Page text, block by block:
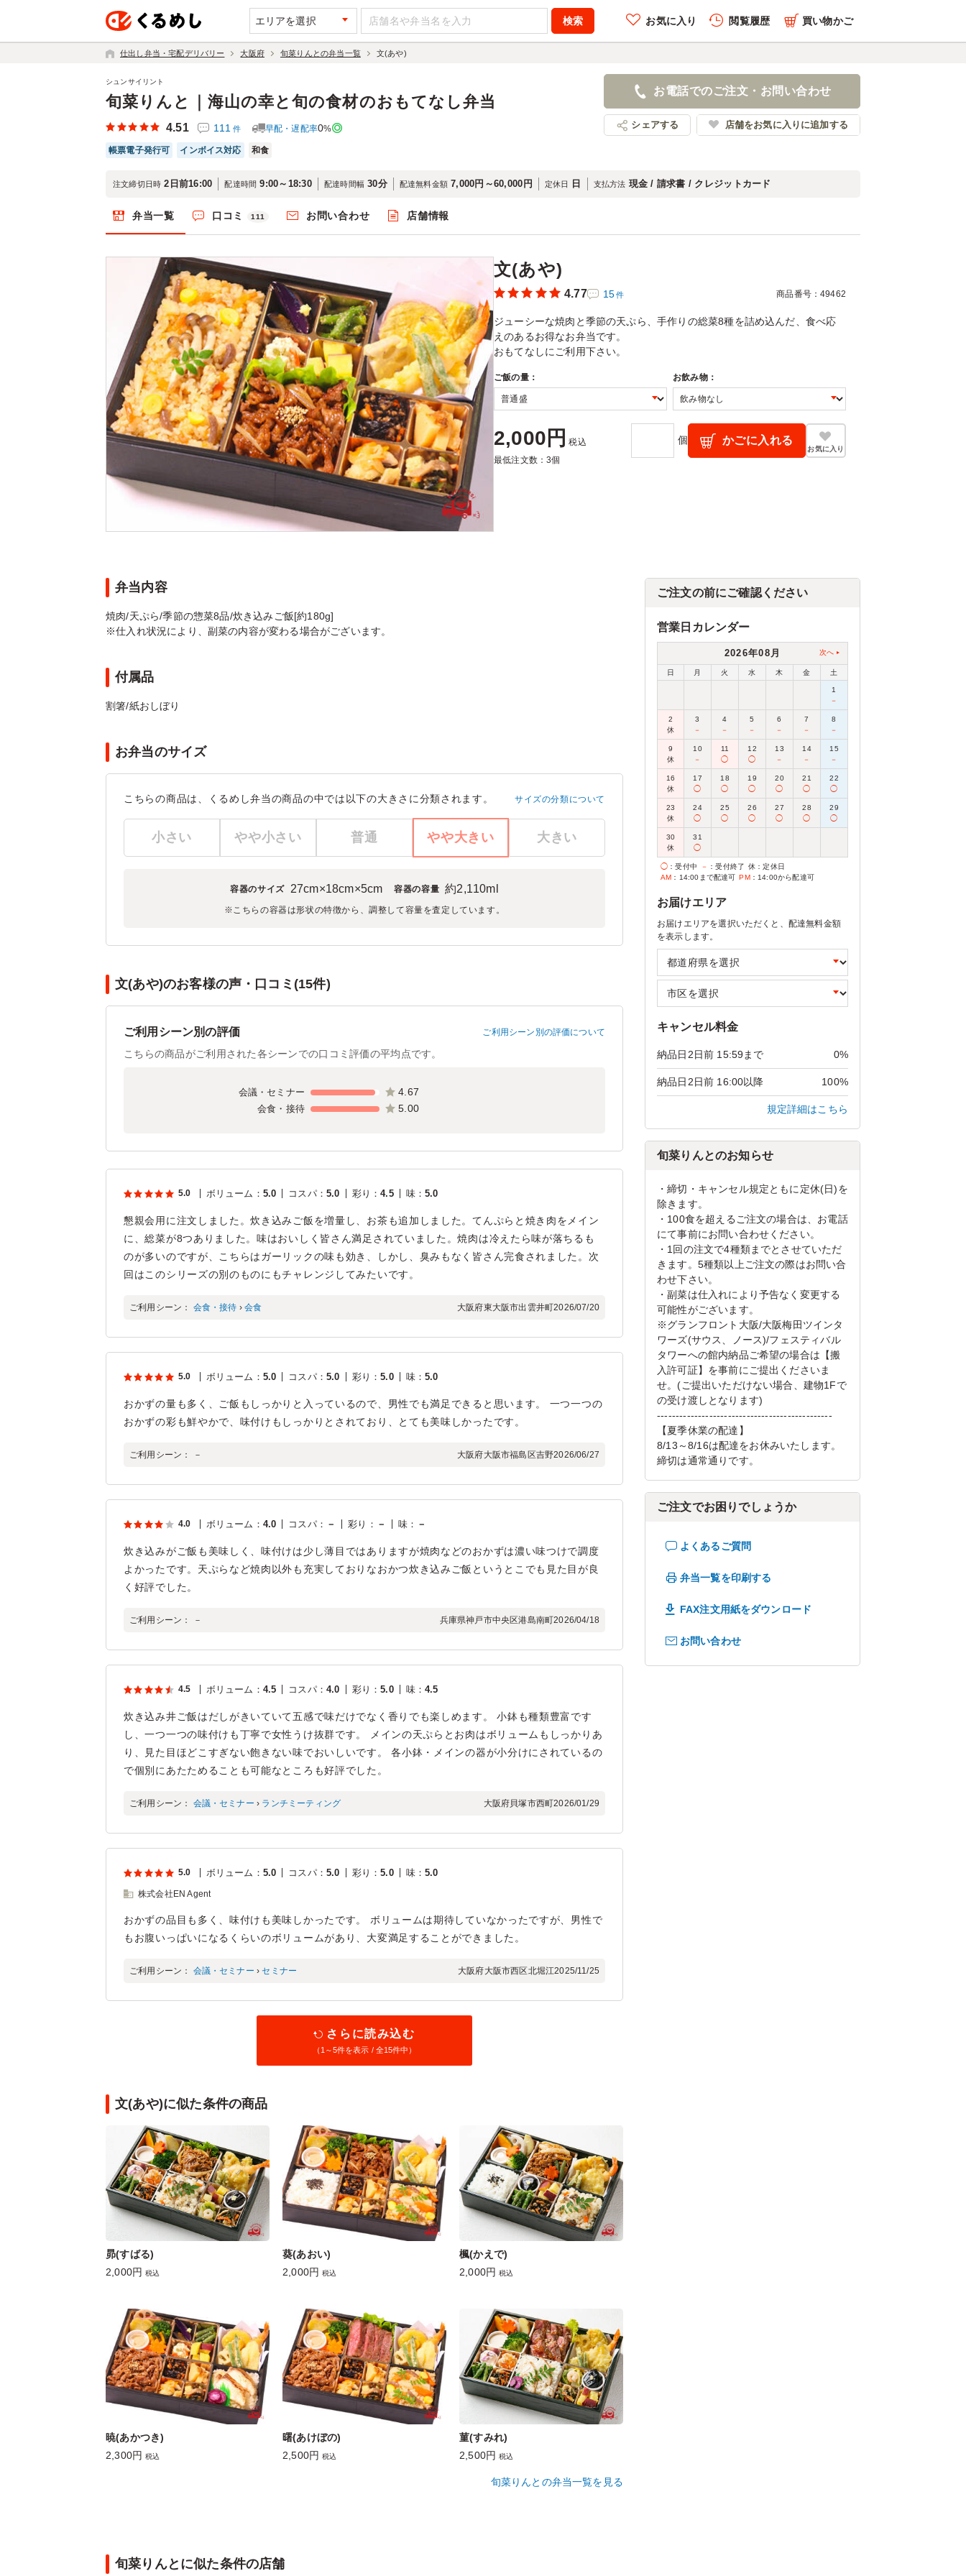
エリアを選択 お気に入り 閲覧履歴
履歴を全件削除する
店舗名：旬菜りんと
買い物かご
仕出し弁当・宅配デリバリー 大阪府 旬菜りんとの弁当一覧 文(あや)
旬菜りんと｜海山の幸と旬の食材のおもてなし弁当
シュンサイリント
4.51 111 件 早配・遅配率0%
帳票電子発行可 インボイス対応 和食
お電話でのご注文・お問い合わせ
シェアする 店舗をお気に入りに追加する
注文締切日時 2日前16:00 配達時間 9:00～18:30 配達時間幅 30分 配達無料金額 7,000円～60,000円 定休日 日 支払方法 現金 / 請求書 / クレジットカード
弁当一覧 口コミ 111 お問い合わせ 店舗情報
文(あや)
4.77 15件 商品番号：49462
ジューシーな焼肉と季節の天ぷら、手作りの総菜8種を詰め込んだ、食べ応
えのあるお得なお弁当です。
おもてなしにご利用下さい。
ご飯の量： お飲み物：
2,000円 税込
最低注文数：3個
個 かごに入れる
お気に入り
弁当内容
焼肉/天ぷら/季節の惣菜8品/炊き込みご飯[約180g]
※仕入れ状況により、副菜の内容が変わる場合がございます。
付属品
割箸/紙おしぼり
お弁当のサイズ
こちらの商品は、くるめし弁当の商品の中では以下の大きさに分類されます。 サイズの分類について
小さい やや小さい 普通 やや大きい 大きい
容器のサイズ 27cm×18cm×5cm 容器の容量 約2,110ml
※こちらの容器は形状の特徴から、調整して容量を査定しています。
文(あや)のお客様の声・口コミ(15件)
ご利用シーン別の評価 ご利用シーン別の評価について
こちらの商品がご利用された各シーンでの口コミ評価の平均点です。
会議・セミナー 4.67
会食・接待 5.00
5.0 ボリューム ： 5.0 コスパ： 5.0 彩り ：4.5 味：5.0
懇親会用に注文しました。炊き込みご飯を増量し、お茶も追加しました。てんぷらと焼き肉をメイン
に、総菜が8つありました。味はおいしく皆さん満足されていました。焼肉は冷えたら味が落ちるも
のが多いのですが、こちらはガーリックの味も効き、しかし、臭みもなく皆さん完食されました。次
回はこのシリーズの別のものにもチャレンジしてみたいです。
ご利用シーン： 会食・接待 › 会食 大阪府東大阪市出雲井町2026/07/20
5.0 ボリューム ： 5.0 コスパ： 5.0 彩り ：5.0 味：5.0
おかずの量も多く、ご飯もしっかりと入っているので、男性でも満足できると思います。 一つ一つの
おかずの彩も鮮やかで、味付けもしっかりとされており、とても美味しかったです。
ご利用シーン： － 大阪府大阪市福島区吉野2026/06/27
4.0 ボリューム ： 4.0 コスパ： － 彩り ： － 味 ： －
炊き込みがご飯も美味しく、味付けは少し薄目ではありますが焼肉などのおかずは濃い味つけで調度
よかったです。天ぷらなど焼肉以外も充実しておりなおかつ炊き込みご飯というとこでも見た目が良
く好評でした。
ご利用シーン： － 兵庫県神戸市中央区港島南町2026/04/18
4.5 ボリューム ： 4.5 コスパ： 4.0 彩り ：5.0 味：4.5
炊き込み井ご飯はだしがきいていて五感で味だけでなく香りでも楽しめます。 小鉢も種類豊富です
し、一つ一つの味付けも丁寧で女性うけ抜群です。 メインの天ぷらとお肉はボリュームもしっかりあ
り、見た目ほどこすぎない飽きない味でおいしいです。 各小鉢・メインの器が小分けにされているの
で個別にあたためることも可能なところも好評でした。
ご利用シーン： 会議・セミナー › ランチミーティング 大阪府貝塚市西町2026/01/29
5.0 ボリューム ： 5.0 コスパ： 5.0 彩り ：5.0 味：5.0
株式会社EN Agent
おかずの品目も多く、味付けも美味しかったです。 ボリュームは期待していなかったですが、男性で
もお腹いっぱいになるくらいのボリュームがあり、大変満足することができました。
ご利用シーン： 会議・セミナー ›セミナー 大阪府大阪市西区北堀江2025/11/25
さらに読み込む
（1～5件を表示 / 全15件中）
文(あや)に似た条件の商品
昴(すばる)
2,000円 税込
葵(あおい)
2,000円 税込
楓(かえで)
2,000円 税込
暁(あかつき)
2,300円 税込
曙(あけぼの)
2,500円 税込
菫(すみれ)
2,500円 税込
旬菜りんとの弁当一覧を見る
ご注文の前にご確認ください
営業日カレンダー
2026年08月 次へ
日 月 火 水 木 金 土
1
－
2
休
3
－
4
－
5
－
6
－
7
－
8
－
9
休
10
－
11
◯
12
◯
13
－
14
－
15
－
16
休
17
◯
18
◯
19
◯
20
◯
21
◯
22
◯
23
休
24
◯
25
◯
26
◯
27
◯
28
◯
29
◯
30
休
31
◯
◯ ：受付中 － ：受付終了 休 ：定休日
AM ：14:00まで配達可 PM：14:00から配達可
お届けエリア
お届けエリアを選択いただくと、配達無料金額
を表示します。
キャンセル料金
納品日2日前 15:59まで 0%
納品日2日前 16:00以降 100%
規定詳細はこちら
旬菜りんとのお知らせ
・締切・キャンセル規定ともに定休(日)を
除きます。
・100食を超えるご注文の場合は、お電話
にて事前にお問い合わせください。
・1回の注文で4種類までとさせていただ
きます。5種類以上ご注文の際はお問い合
わせ下さい。
・副菜は仕入れにより予告なく変更する
可能性がございます。
※グランフロント大阪/大阪梅田ツインタ
ワーズ(サウス、ノース)/フェスティバル
タワーへの館内納品ご希望の場合は【搬
入許可証】を事前にご提出くださいま
せ。(ご提出いただけない場合、建物1Fで
の受け渡しとなります)
-----------------------------------------------
【夏季休業の配達】
8/13～8/16は配達をお休みいたします。
締切は通常通りです。
ご注文でお困りでしょうか
よくあるご質問
弁当一覧を印刷する
FAX注文用紙をダウンロード
お問い合わせ
旬菜りんとに似た条件の店舗